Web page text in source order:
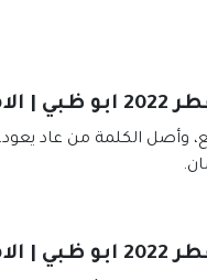
وأصل الكلمة من عاد